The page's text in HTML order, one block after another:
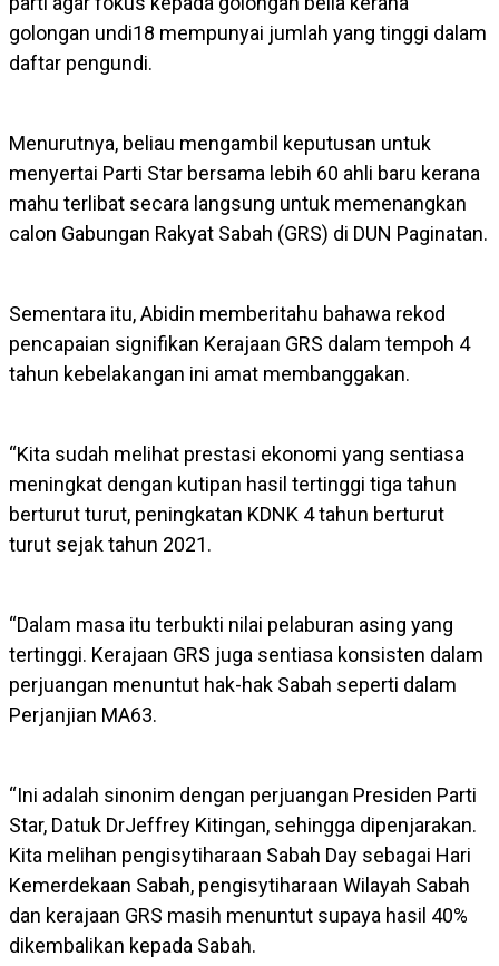
golongan undi18 mempunyai jumlah yang tinggi dalam
daftar pengundi.
Menurutnya, beliau mengambil keputusan untuk
menyertai Parti Star bersama lebih 60 ahli baru kerana
mahu terlibat secara langsung untuk memenangkan
calon Gabungan Rakyat Sabah (GRS) di DUN Paginatan.
Sementara itu, Abidin memberitahu bahawa rekod
pencapaian signifikan Kerajaan GRS dalam tempoh 4
tahun kebelakangan ini amat membanggakan.
“Kita sudah melihat prestasi ekonomi yang sentiasa
meningkat dengan kutipan hasil tertinggi tiga tahun
berturut turut, peningkatan KDNK 4 tahun berturut
turut sejak tahun 2021.
“Dalam masa itu terbukti nilai pelaburan asing yang
tertinggi. Kerajaan GRS juga sentiasa konsisten dalam
perjuangan menuntut hak-hak Sabah seperti dalam
Perjanjian MA63.
“Ini adalah sinonim dengan perjuangan Presiden Parti
Star, Datuk DrJeffrey Kitingan, sehingga dipenjarakan.
Kita melihan pengisytiharaan Sabah Day sebagai Hari
Kemerdekaan Sabah, pengisytiharaan Wilayah Sabah
dan kerajaan GRS masih menuntut supaya hasil 40%
dikembalikan kepada Sabah.